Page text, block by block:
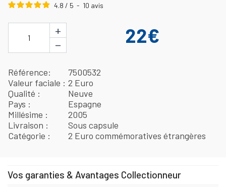
4.8 / 5 - 10 avis
1
+
−
22€
Référence
7500532
Valeur faciale
2 Euro
Qualité
Neuve
Pays
Espagne
Millésime
2005
Livraison
Sous capsule
Catégorie
2 Euro commémoratives étrangères
Vos garanties & Avantages Collectionneur